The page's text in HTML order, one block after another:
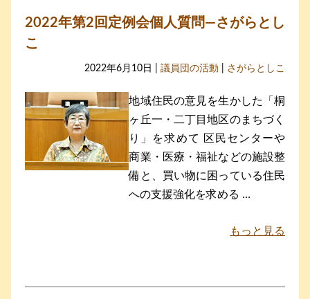
2022年第2回定例会個人質問―さがらとし
こ
2022年6月10日 | 議員団の活動 さがらとしこ
地域住民の意見を生かした「桐
ヶ丘一・二丁目地区のまちづく
り」を求めて 区民センターや
商業・医療・福祉などの施設整
備と、買い物に困っている住民
への支援強化を求める …
もっと見る